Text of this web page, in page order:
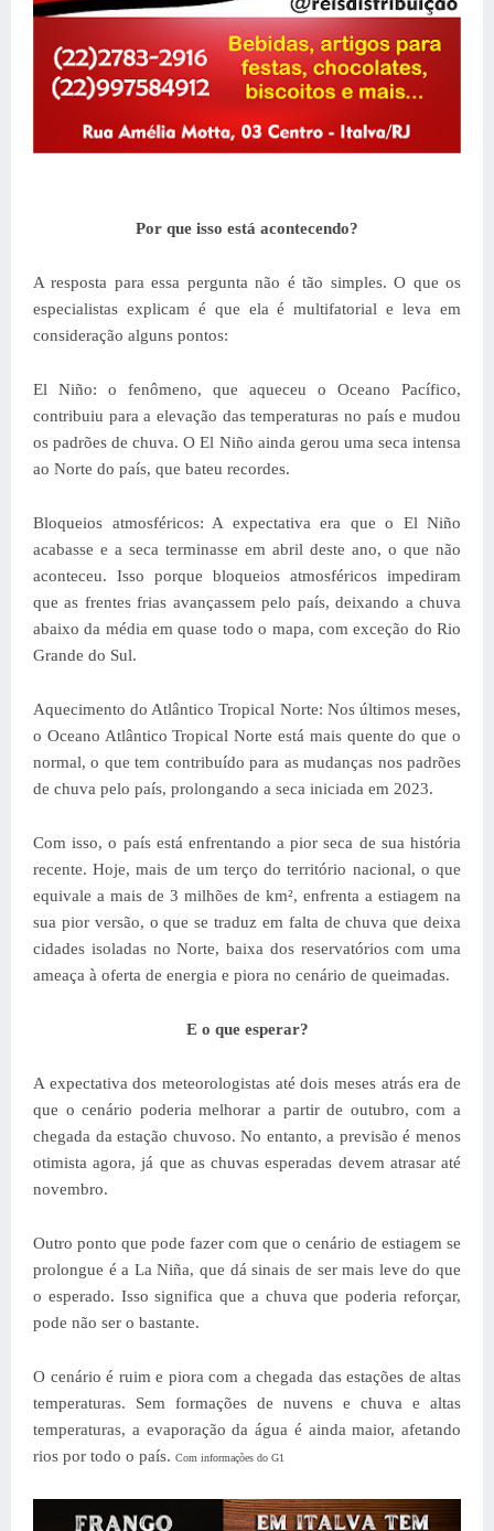
Por que isso está acontecendo?
A resposta para essa pergunta não é tão simples. O que os
especialistas explicam é que ela é multifatorial e leva em
consideração alguns pontos:
El Niño: o fenômeno, que aqueceu o Oceano Pacífico,
contribuiu para a elevação das temperaturas no país e mudou
os padrões de chuva. O El Niño ainda gerou uma seca intensa
ao Norte do país, que bateu recordes.
Bloqueios atmosféricos: A expectativa era que o El Niño
acabasse e a seca terminasse em abril deste ano, o que não
aconteceu. Isso porque bloqueios atmosféricos impediram
que as frentes frias avançassem pelo país, deixando a chuva
abaixo da média em quase todo o mapa, com exceção do Rio
Grande do Sul.
Aquecimento do Atlântico Tropical Norte: Nos últimos meses,
o Oceano Atlântico Tropical Norte está mais quente do que o
normal, o que tem contribuído para as mudanças nos padrões
de chuva pelo país, prolongando a seca iniciada em 2023.
Com isso, o país está enfrentando a pior seca de sua história
recente. Hoje, mais de um terço do território nacional, o que
equivale a mais de 3 milhões de km², enfrenta a estiagem na
sua pior versão, o que se traduz em falta de chuva que deixa
cidades isoladas no Norte, baixa dos reservatórios com uma
ameaça à oferta de energia e piora no cenário de queimadas.
E o que esperar?
A expectativa dos meteorologistas até dois meses atrás era de
que o cenário poderia melhorar a partir de outubro, com a
chegada da estação chuvoso. No entanto, a previsão é menos
otimista agora, já que as chuvas esperadas devem atrasar até
novembro.
Outro ponto que pode fazer com que o cenário de estiagem se
prolongue é a La Niña, que dá sinais de ser mais leve do que
o esperado. Isso significa que a chuva que poderia reforçar,
pode não ser o bastante.
O cenário é ruim e piora com a chegada das estações de altas
temperaturas. Sem formações de nuvens e chuva e altas
temperaturas, a evaporação da água é ainda maior, afetando
rios por todo o país. Com informações do G1